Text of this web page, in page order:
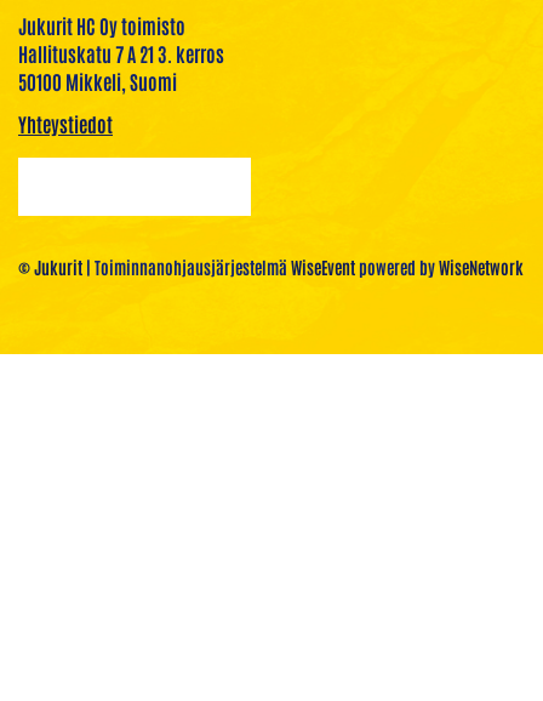
Jukurit HC Oy toimisto
Hallituskatu 7 A 21 3. kerros
50100 Mikkeli, Suomi
Yhteystiedot
© Jukurit | Toiminnanohjausjärjestelmä WiseEventpowered byWiseNetwork